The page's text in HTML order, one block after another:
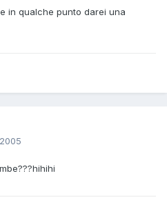
in qualche punto darei una